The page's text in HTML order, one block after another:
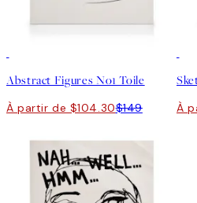
Abstract Figures No1 Toile
À partir de $104.30$149 À